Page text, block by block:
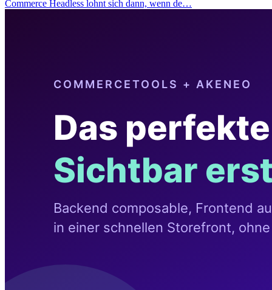
Commerce Headless lohnt sich dann, wenn de…